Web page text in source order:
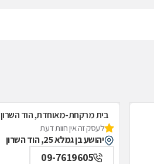
בית מרקחת-מאוחדת, הוד השרון
לעסק זה אין חוות דעת
יהושע בן גמלא 25, הוד השרון
09-7619605